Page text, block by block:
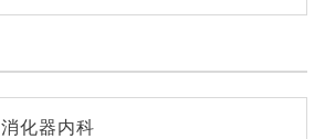
消化器内科